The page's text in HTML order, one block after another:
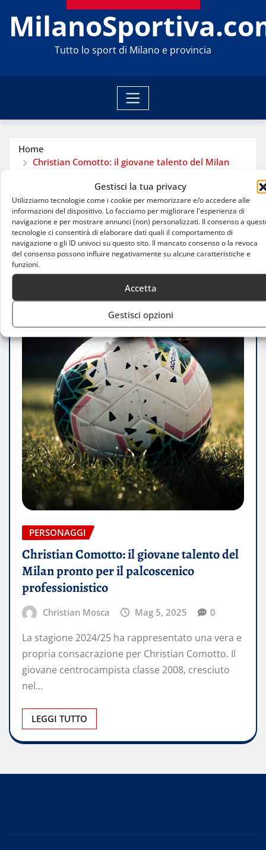
Gestisci la tua privacy
Utilizziamo tecnologie come i cookie per memorizzare e/o accedere alle
informazioni del dispositivo. Lo facciamo per migliorare l'esperienza di
navigazione e per mostrare annunci (non) personalizzati. Il consenso a
tecnologie ci consentirà di elaborare dati quali il comportamento di
navigazione o gli ID univoci su questo sito. Il mancato consenso o la revoca
del consenso possono influire negativamente su alcune caratteristiche e
funzioni.
Accetta
Gestisci opzioni
Tutto lo sport di Milano e provincia
Home
Christian Comotto: il giovane talento del Milan
PERSONAGGI
Christian Comotto: il giovane talento del
Milan pronto per il palcoscenico
professionistico
Christian Mosca Mag 5, 2025 0
La stagione 2024/25 ha rappresentato una vera e
propria consacrazione per Christian Comotto. Il
giovane centrocampista classe 2008, cresciuto
nel…
LEGGI TUTTO